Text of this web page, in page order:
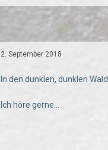
2. September 2018
In den dunklen, dunklen Wald.
Ich höre gerne...